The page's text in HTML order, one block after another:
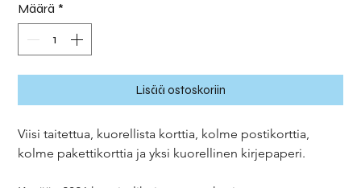
Määrä *
Lisää ostoskoriin
Viisi taitettua, kuorellista korttia, kolme postikorttia,
kolme pakettikorttia ja yksi kuorellinen kirjepaperi.